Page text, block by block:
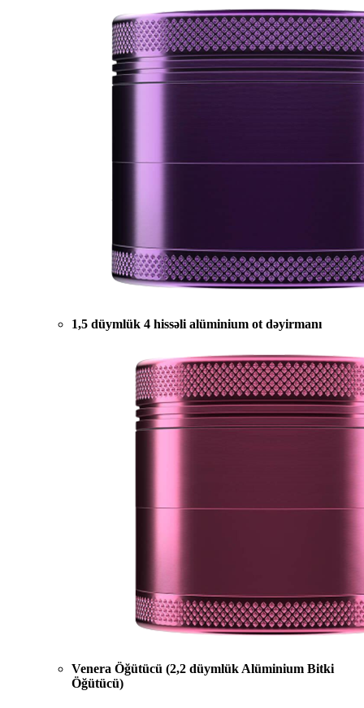
1,5 düymlük 4 hissəli alüminium ot dəyirmanı
Venera Öğütücü (2,2 düymlük Alüminium Bitki
Öğütücü)